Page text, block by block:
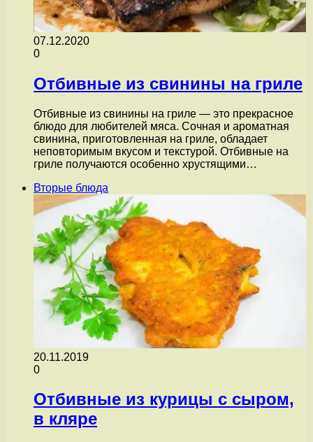
07.12.2020
0
Отбивные из свинины на гриле
Отбивные из свинины на гриле — это прекрасное
блюдо для любителей мяса. Сочная и ароматная
свинина, приготовленная на гриле, обладает
неповторимым вкусом и текстурой. Отбивные на
гриле получаются особенно хрустящими…
Вторые блюда
20.11.2019
0
Отбивные из курицы с сыром,
в кляре